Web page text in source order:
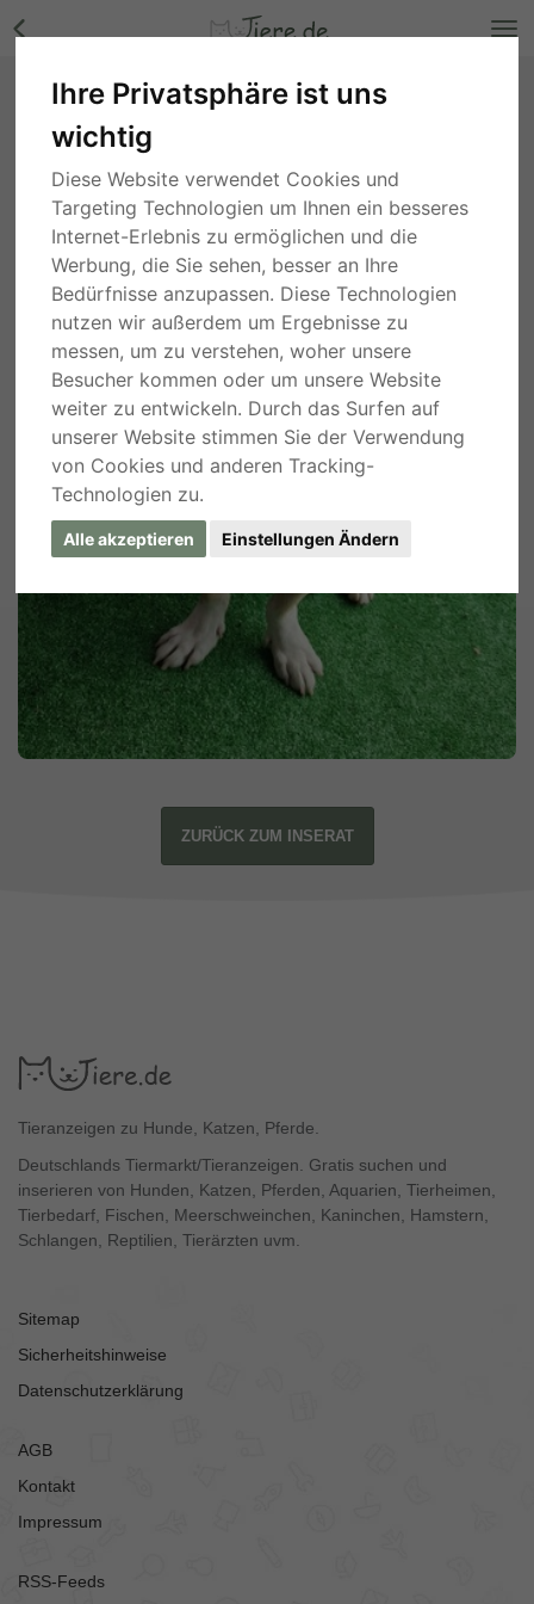
Ihre Privatsphäre ist uns
wichtig
Diese Website verwendet Cookies und
Targeting Technologien um Ihnen ein besseres
Internet-Erlebnis zu ermöglichen und die
Werbung, die Sie sehen, besser an Ihre
Bedürfnisse anzupassen. Diese Technologien
nutzen wir außerdem um Ergebnisse zu
messen, um zu verstehen, woher unsere
Besucher kommen oder um unsere Website
weiter zu entwickeln. Durch das Surfen auf
unserer Website stimmen Sie der Verwendung
von Cookies und anderen Tracking-
Technologien zu.
Alle akzeptieren Einstellungen Ändern
Ole, Mix - Rüde Bilder
Niedersachsen, vor 1 Monat
ZURÜCK ZUM INSERAT
Tieranzeigen zu Hunde, Katzen, Pferde.
Deutschlands Tiermarkt/Tieranzeigen. Gratis suchen und
inserieren von Hunden, Katzen, Pferden, Aquarien, Tierheimen,
Tierbedarf, Fischen, Meerschweinchen, Kaninchen, Hamstern,
Schlangen, Reptilien, Tierärzten uvm.
Sitemap
Sicherheitshinweise
Datenschutzerklärung
AGB
Kontakt
Impressum
RSS-Feeds